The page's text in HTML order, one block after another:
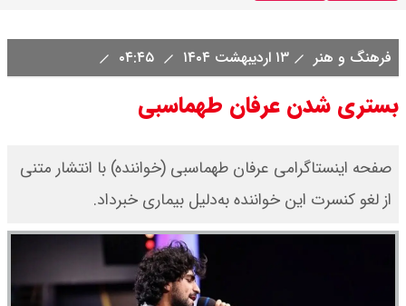
فرهنگ و هنر ۱۳ اردیبهشت ۱۴۰۴
بستری شدن عرفان طهماسبی
صفحه اینستاگرامی عرفان طهماسبی (خواننده) با انتشار متنی
از لغو کنسرت این خواننده به‌دلیل بیماری خبرداد.